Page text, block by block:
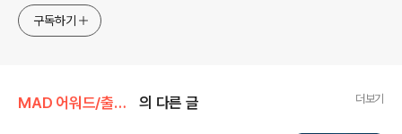
구독하기
MAD 어워드/출품작 의 다른 글 더보기